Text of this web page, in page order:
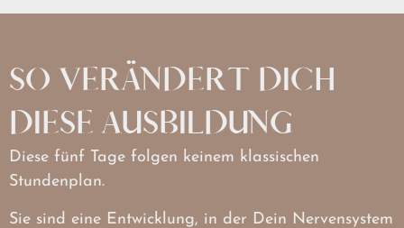
SO VERÄNDERT DICH
DIESE AUSBILDUNG
Diese fünf Tage folgen keinem klassischen
Stundenplan.
Sie sind eine Entwicklung, in der Dein Nervensystem